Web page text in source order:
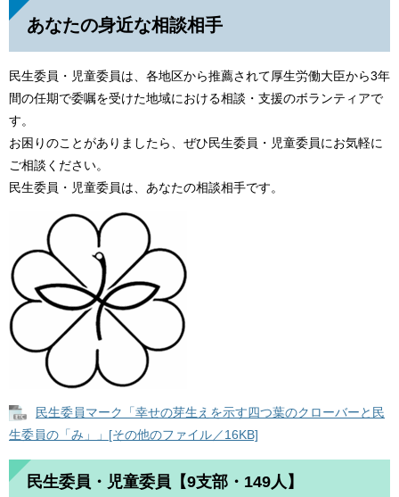
あなたの身近な相談相手
民生委員・児童委員は、各地区から推薦されて厚生労働大臣から3年
間の任期で委嘱を受けた地域における相談・支援のボランティアで
す。
お困りのことがありましたら、ぜひ民生委員・児童委員にお気軽に
ご相談ください。
民生委員・児童委員は、あなたの相談相手です。
民生委員マーク「幸せの芽生えを示す四つ葉のクローバーと民
生委員の「み」」[その他のファイル／16KB]
民生委員・児童委員【9支部・149人】